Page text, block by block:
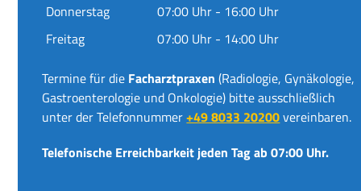
Donnerstag
07:00 Uhr - 16:00 Uhr
Freitag
07:00 Uhr - 14:00 Uhr
Termine für die Facharztpraxen (Radiologie, Gynäkologie,
Gastroenterologie und Onkologie) bitte ausschließlich
unter der Telefonnummer+49 8033 20200vereinbaren.
Telefonische Erreichbarkeit jeden Tag ab 07:00 Uhr.